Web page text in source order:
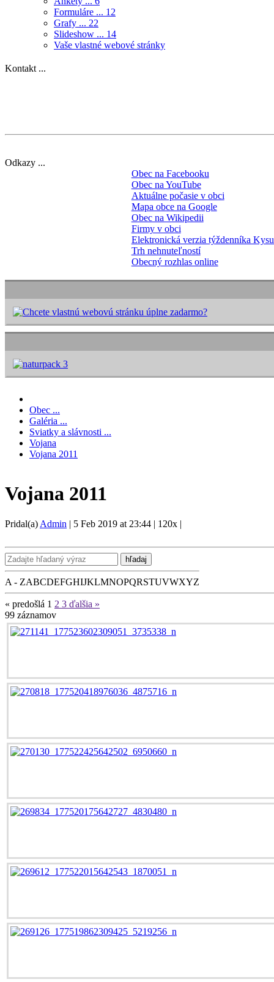
Formuláre ... 12
Grafy ... 22
Slideshow ... 14
Vaše vlastné webové stránky
Kontakt ...
Odkazy ...
Obec na Facebooku
Obec na YouTube
Aktuálne počasie v obci
Mapa obce na Google
Obec na Wikipedii
Firmy v obci
Elektronická verzia týždenníka
Trh nehnuteľností
Obecný rozhlas online
Obec ...
Galéria ...
Sviatky a slávnosti ...
Vojana
Vojana 2011
Vojana 2011
Pridal(a) Admin | 5 Feb 2019 at 23:44 | 120x |
hľadaj
A - ZABCDEFGHIJKLMNOPQRSTUVWXYZ
« predošlá 1 2 3 ďalšia »
99 záznamov